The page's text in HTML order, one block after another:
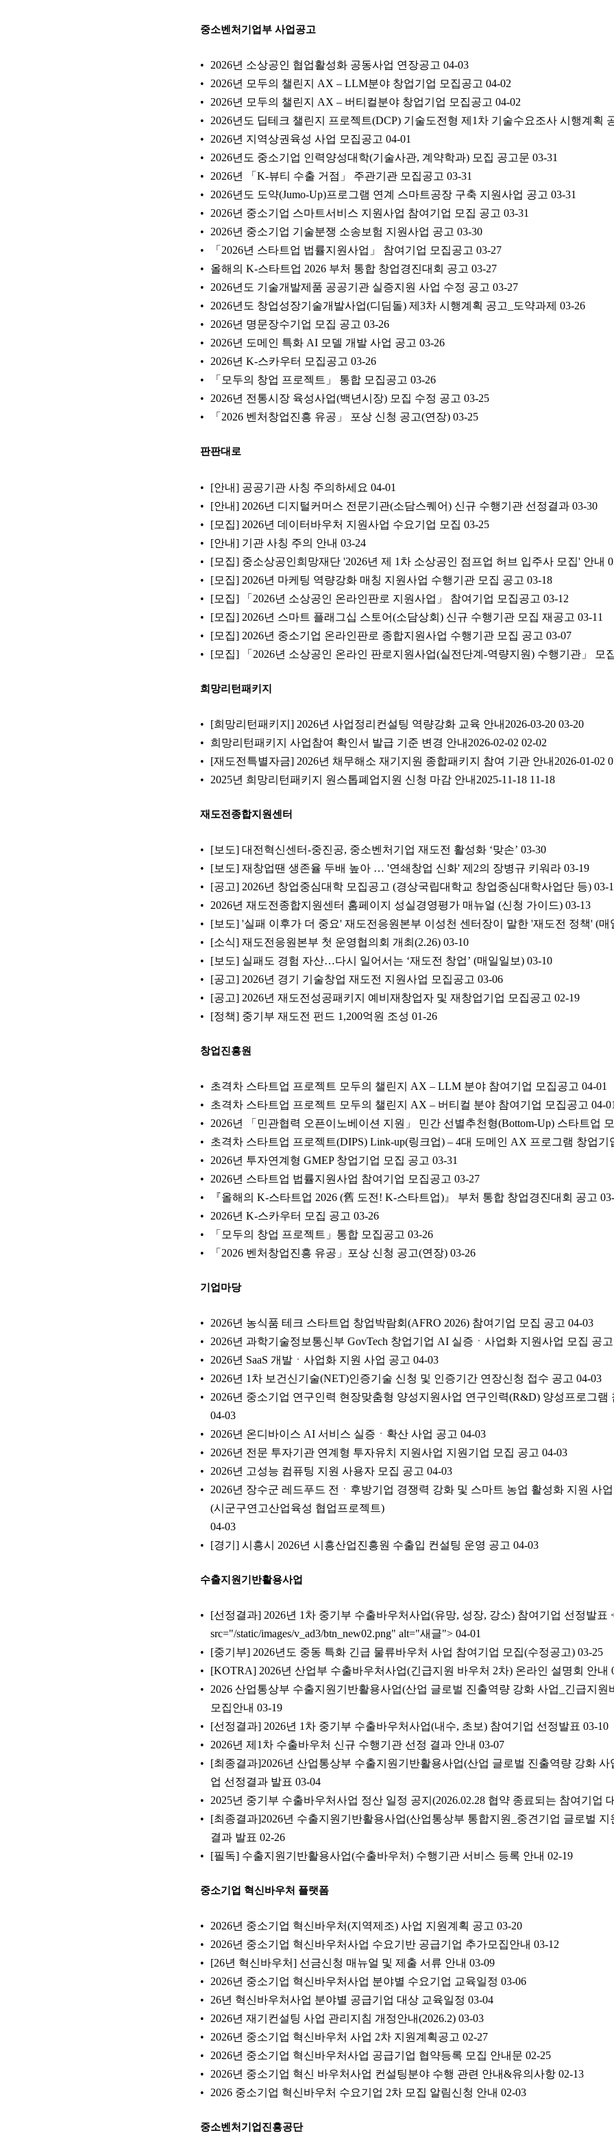
중소벤처기업부 사업공고
2026년 소상공인 협업활성화 공동사업 연장공고 04-03
2026년 모두의 챌린지 AX – LLM분야 창업기업 모집공고 04-02
2026년 모두의 챌린지 AX – 버티컬분야 창업기업 모집공고 04-02
2026년도 딥테크 챌린지 프로젝트(DCP) 기술도전형 제1차 기술수요조사 시행계획
2026년 지역상권육성 사업 모집공고 04-01
2026년도 중소기업 인력양성대학(기술사관, 계약학과) 모집 공고문 03-31
2026년 「K-뷰티 수출 거점」 주관기관 모집공고 03-31
2026년도 도약(Jumo-Up)프로그램 연계 스마트공장 구축 지원사업 공고 03-31
2026년 중소기업 스마트서비스 지원사업 참여기업 모집 공고 03-31
2026년 중소기업 기술분쟁 소송보험 지원사업 공고 03-30
「2026년 스타트업 법률지원사업」 참여기업 모집공고 03-27
올해의 K-스타트업 2026 부처 통합 창업경진대회 공고 03-27
2026년도 기술개발제품 공공기관 실증지원 사업 수정 공고 03-27
2026년도 창업성장기술개발사업(디딤돌) 제3차 시행계획 공고_도약과제 03-26
2026년 명문장수기업 모집 공고 03-26
2026년 도메인 특화 AI 모델 개발 사업 공고 03-26
2026년 K-스카우터 모집공고 03-26
「모두의 창업 프로젝트」 통합 모집공고 03-26
2026년 전통시장 육성사업(백년시장) 모집 수정 공고 03-25
「2026 벤처창업진흥 유공」 포상 신청 공고(연장) 03-25
판판대로
[안내] 공공기관 사칭 주의하세요 04-01
[안내] 2026년 디지털커머스 전문기관(소담스퀘어) 신규 수행기관 선정결과 03-30
[모집] 2026년 데이터바우처 지원사업 수요기업 모집 03-25
[안내] 기관 사칭 주의 안내 03-24
[모집] 중소상공인희망재단 '2026년 제 1차 소상공인 점프업 허브 입주사 모집' 안내
[모집] 2026년 마케팅 역량강화 매칭 지원사업 수행기관 모집 공고 03-18
[모집] 「2026년 소상공인 온라인판로 지원사업」 참여기업 모집공고 03-12
[모집] 2026년 스마트 플래그십 스토어(소담상회) 신규 수행기관 모집 재공고 03-11
[모집] 2026년 중소기업 온라인판로 종합지원사업 수행기관 모집 공고 03-07
[모집] 「2026년 소상공인 온라인 판로지원사업(실전단계-역량지원) 수행기관」 모
희망리턴패키지
[희망리턴패키지] 2026년 사업정리컨설팅 역량강화 교육 안내2026-03-20 03-20
희망리턴패키지 사업참여 확인서 발급 기준 변경 안내2026-02-02 02-02
[재도전특별자금] 2026년 채무해소 재기지원 종합패키지 참여 기관 안내2026-01-02
2025년 희망리턴패키지 원스톱폐업지원 신청 마감 안내2025-11-18 11-18
재도전종합지원센터
[보도] 대전혁신센터-중진공, 중소벤처기업 재도전 활성화 ‘맞손’ 03-30
[보도] 재창업땐 생존율 두배 높아 … '연쇄창업 신화' 제2의 장병규 키워라 03-19
[공고] 2026년 창업중심대학 모집공고 (경상국립대학교 창업중심대학사업단 등) 03-
2026년 재도전종합지원센터 홈페이지 성실경영평가 매뉴얼 (신청 가이드) 03-13
[보도] '실패 이후가 더 중요' 재도전응원본부 이성천 센터장이 말한 '재도전 정책' (매
[소식] 재도전응원본부 첫 운영협의회 개최(2.26) 03-10
[보도] 실패도 경험 자산…다시 일어서는 ‘재도전 창업’ (매일일보) 03-10
[공고] 2026년 경기 기술창업 재도전 지원사업 모집공고 03-06
[공고] 2026년 재도전성공패키지 예비재창업자 및 재창업기업 모집공고 02-19
[정책] 중기부 재도전 펀드 1,200억원 조성 01-26
창업진흥원
초격차 스타트업 프로젝트 모두의 챌린지 AX – LLM 분야 참여기업 모집공고 04-01
초격차 스타트업 프로젝트 모두의 챌린지 AX – 버티컬 분야 참여기업 모집공고 04-
2026년 「민관협력 오픈이노베이션 지원」 민간 선별추천형(Bottom-Up) 스타트업
초격차 스타트업 프로젝트(DIPS) Link-up(링크업) – 4대 도메인 AX 프로그램 창업기
2026년 투자연계형 GMEP 창업기업 모집 공고 03-31
2026년 스타트업 법률지원사업 참여기업 모집공고 03-27
『올해의 K-스타트업 2026 (舊 도전! K-스타트업)』 부처 통합 창업경진대회 공고
2026년 K-스카우터 모집 공고 03-26
「모두의 창업 프로젝트」통합 모집공고 03-26
「2026 벤처창업진흥 유공」포상 신청 공고(연장) 03-26
기업마당
2026년 농식품 테크 스타트업 창업박람회(AFRO 2026) 참여기업 모집 공고 04-03
2026년 과학기술정보통신부 GovTech 창업기업 AI 실증ㆍ사업화 지원사업 모집 공고
2026년 SaaS 개발ㆍ사업화 지원 사업 공고 04-03
2026년 1차 보건신기술(NET)인증기술 신청 및 인증기간 연장신청 접수 공고 04-03
2026년 중소기업 연구인력 현장맞춤형 양성지원사업 연구인력(R&D) 양성프로그램
04-03
2026년 온디바이스 AI 서비스 실증ㆍ확산 사업 공고 04-03
2026년 전문 투자기관 연계형 투자유치 지원사업 지원기업 모집 공고 04-03
2026년 고성능 컴퓨팅 지원 사용자 모집 공고 04-03
2026년 장수군 레드푸드 전ㆍ후방기업 경쟁력 강화 및 스마트 농업 활성화 지원 사
(시군구연고산업육성 협업프로젝트)
04-03
[경기] 시흥시 2026년 시흥산업진흥원 수출입 컨설팅 운영 공고 04-03
수출지원기반활용사업
[선정결과] 2026년 1차 중기부 수출바우처사업(유망, 성장, 강소) 참여기업 선정발표
src="/static/images/v_ad3/btn_new02.png" alt="새글"> 04-01
[중기부] 2026년도 중동 특화 긴급 물류바우처 사업 참여기업 모집(수정공고) 03-25
[KOTRA] 2026년 산업부 수출바우처사업(긴급지원 바우처 2차) 온라인 설명회 안내
2026 산업통상부 수출지원기반활용사업(산업 글로벌 진출역량 강화 사업_긴급지원
모집안내 03-19
[선정결과] 2026년 1차 중기부 수출바우처사업(내수, 초보) 참여기업 선정발표 03-10
2026년 제1차 수출바우처 신규 수행기관 선정 결과 안내 03-07
[최종결과]2026년 산업통상부 수출지원기반활용사업(산업 글로벌 진출역량 강화
업 선정결과 발표 03-04
2025년 중기부 수출바우처사업 정산 일정 공지(2026.02.28 협약 종료되는 참여기업
[최종결과]2026년 수출지원기반활용사업(산업통상부 통합지원_중견기업 글로벌
결과 발표 02-26
[필독] 수출지원기반활용사업(수출바우처) 수행기관 서비스 등록 안내 02-19
중소기업 혁신바우처 플랫폼
2026년 중소기업 혁신바우처(지역제조) 사업 지원계획 공고 03-20
2026년 중소기업 혁신바우처사업 수요기반 공급기업 추가모집안내 03-12
[26년 혁신바우처] 선금신청 매뉴얼 및 제출 서류 안내 03-09
2026년 중소기업 혁신바우처사업 분야별 수요기업 교육일정 03-06
26년 혁신바우처사업 분야별 공급기업 대상 교육일정 03-04
2026년 재기컨설팅 사업 관리지침 개정안내(2026.2) 03-03
2026년 중소기업 혁신바우처 사업 2차 지원계획공고 02-27
2026년 중소기업 혁신바우처사업 공급기업 협약등록 모집 안내문 02-25
2026년 중소기업 혁신 바우처사업 컨설팅분야 수행 관련 안내&유의사항 02-13
2026 중소기업 혁신바우처 수요기업 2차 모집 알림신청 안내 02-03
중소벤처기업진흥공단